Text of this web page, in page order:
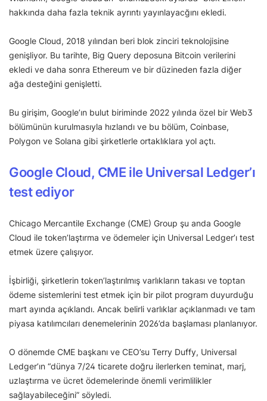
hakkında daha fazla teknik ayrıntı yayınlayacğını ekledi.
Google Cloud, 2018 yılından beri blok zinciri teknolojisine
genişliyor. Bu tarihte, Big Query deposuna Bitcoin verilerini
ekledi ve daha sonra Ethereum ve bir düzineden fazla diğer
ağa desteğini genişletti.
Bu girişim, Google’ın bulut biriminde 2022 yılında özel bir Web3
bölümünün kurulmasıyla hızlandı ve bu bölüm, Coinbase,
Polygon ve Solana gibi şirketlerle ortaklıklara yol açtı.
Google Cloud, CME ile Universal Ledger’ı
test ediyor
Chicago Mercantile Exchange (CME) Group şu anda Google
Cloud ile token’laştırma ve ödemeler için Universal Ledger’ı test
etmek üzere çalışıyor.
İşbirliği, şirketlerin token’laştırılmış varlıkların takası ve toptan
ödeme sistemlerini test etmek için bir pilot program duyurduğu
mart ayında açıklandı. Ancak belirli varlıklar açıklanmadı ve tam
piyasa katılımcıları denemelerinin 2026’da başlaması planlanıyor.
O dönemde CME başkanı ve CEO’su Terry Duffy, Universal
Ledger’ın “dünya 7/24 ticarete doğru ilerlerken teminat, marj,
uzlaştırma ve ücret ödemelerinde önemli verimlilikler
sağlayabileceğini” söyledi.